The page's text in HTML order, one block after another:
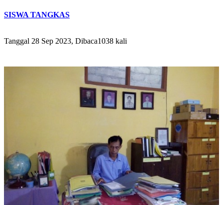
SISWA TANGKAS
Tanggal 28 Sep 2023, Dibaca1038 kali